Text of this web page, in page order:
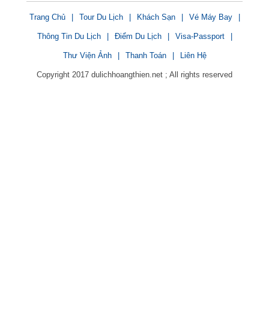
Trang Chủ Tour Du Lịch Khách Sạn Vé Máy Bay
Thông Tin Du Lịch Điểm Du Lịch Visa-Passport
Thư Viện Ảnh Thanh Toán Liên Hệ
Copyright 2017 dulichhoangthien.net ; All rights reserved